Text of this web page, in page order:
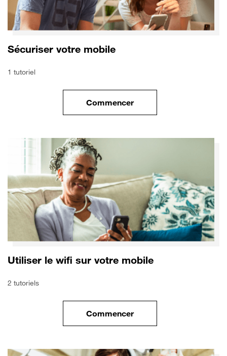
Sécuriser votre mobile
1 tutoriel
Commencerle tuto pour Sécuriser votre
Utiliser le wifi sur votre mobile
2 tutoriels
Commencerle tuto pour Utiliser le wifi sur